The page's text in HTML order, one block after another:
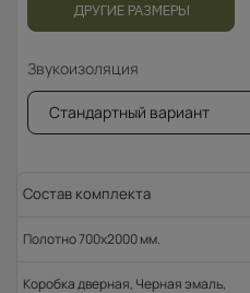
ДРУГИЕ РАЗМЕРЫ
Звукоизоляция
Стандартный вариант
Состав комплекта
Полотно 700x2000 мм.
Коробка дверная, Черная эмаль,